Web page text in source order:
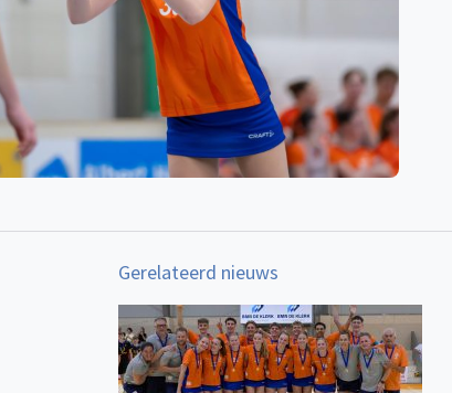
Gerelateerd nieuws